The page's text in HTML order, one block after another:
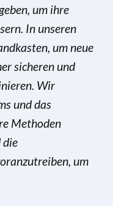
um ihre
In unseren
um neue
sicheren und
Wir
und das
Methoden
die
um